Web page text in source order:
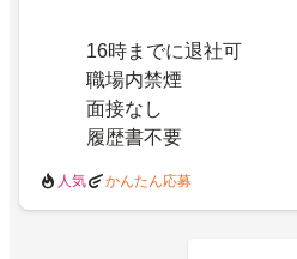
16時までに退社可
職場内禁煙
面接なし
履歴書不要
人気 かんたん応募